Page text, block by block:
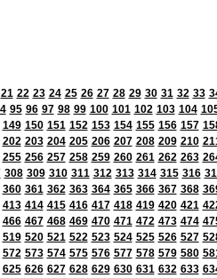
21 22 23 24 25 26 27 28 29 30 31 32 33
95 96 97 98 99 100 101 102 103 104
149 150 151 152 153 154 155 156 157
202 203 204 205 206 207 208 209 210
255 256 257 258 259 260 261 262 263
308 309 310 311 312 313 314 315 316
360 361 362 363 364 365 366 367 368
413 414 415 416 417 418 419 420 421
466 467 468 469 470 471 472 473 474
519 520 521 522 523 524 525 526 527
572 573 574 575 576 577 578 579 580
625 626 627 628 629 630 631 632 633